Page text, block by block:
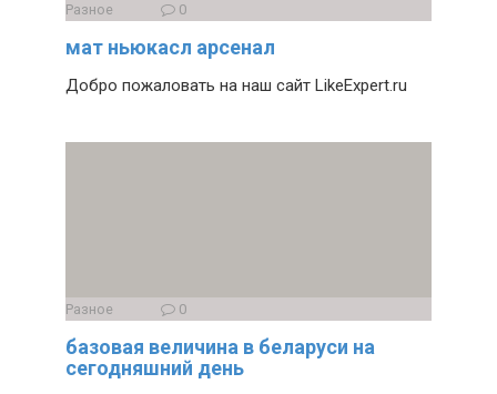
Разное 0
мат ньюкасл арсенал
Добро пожаловать на наш сайт LikeExpert.ru
Разное 0
базовая величина в беларуси на
сегодняшний день